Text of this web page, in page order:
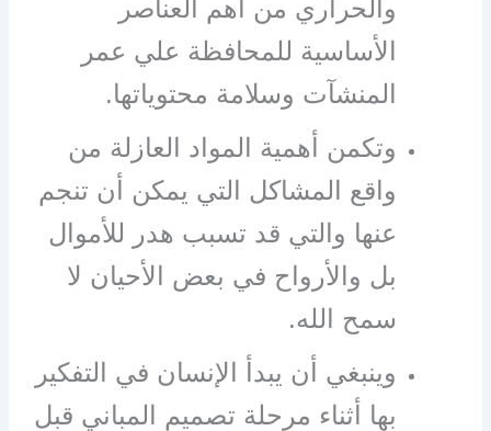
والحراري من أهم العناصر
الأساسية للمحافظة علي عمر
المنشآت وسلامة محتوياتها.
وتكمن أهمية المواد العازلة من
واقع المشاكل التي يمكن أن تنجم
عنها والتي قد تسبب هدر للأموال
بل والأرواح في بعض الأحيان لا
سمح الله.
وينبغي أن يبدأ الإنسان في التفكير
بها أثناء مرحلة تصميم المباني قبل